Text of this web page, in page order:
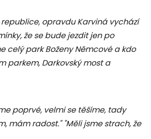
opravdu Karviná vychází
že se bude jezdit jen po
celý park Boženy Němcové a kdo
parkem, Darkovský most a
poprvé, velmi se těšíme, tady
mám radost." "Měli jsme strach, že